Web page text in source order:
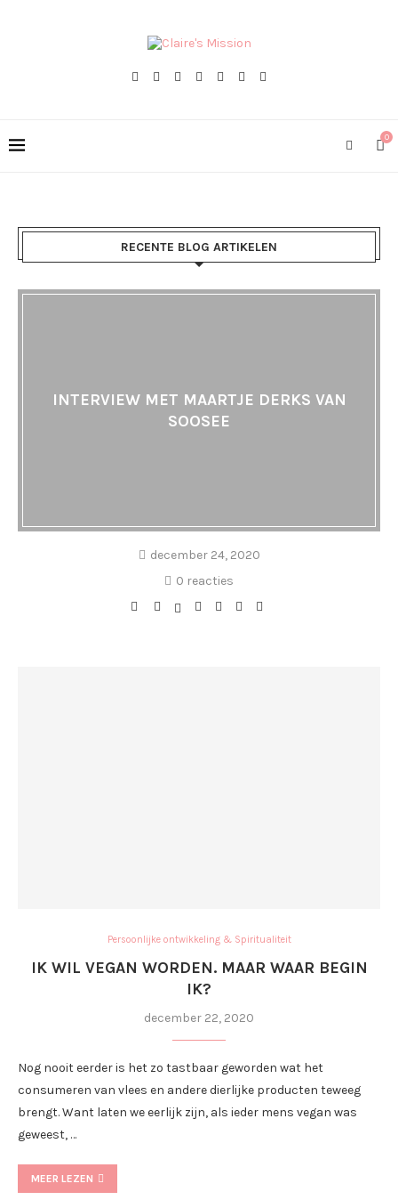
0
RECENTE BLOG ARTIKELEN
INTERVIEW MET MAARTJE DERKS VAN
SOOSEE
december 24, 2020
0 reacties
Persoonlijke ontwikkeling & Spiritualiteit
IK WIL VEGAN WORDEN. MAAR WAAR BEGIN
IK?
december 22, 2020
Nog nooit eerder is het zo tastbaar geworden wat het
consumeren van vlees en andere dierlijke producten teweeg
brengt. Want laten we eerlijk zijn, als ieder mens vegan was
geweest, …
MEER LEZEN